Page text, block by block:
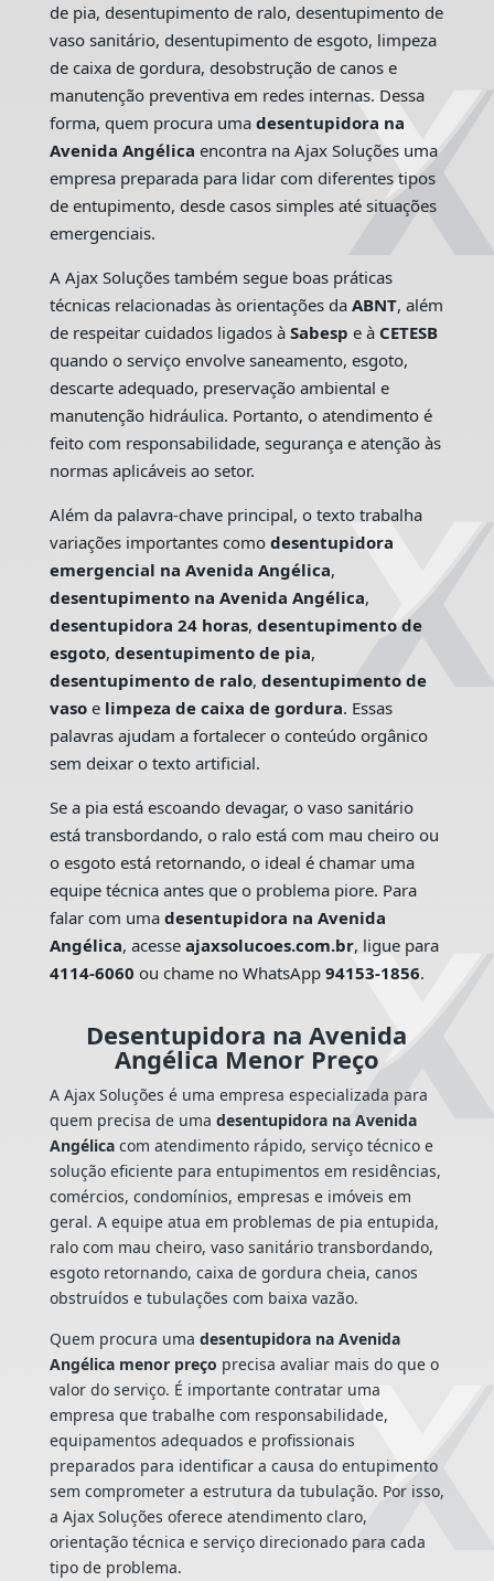
de pia, desentupimento de ralo, desentupimento de
vaso sanitário, desentupimento de esgoto, limpeza
de caixa de gordura, desobstrução de canos e
manutenção preventiva em redes internas. Dessa
forma, quem procura uma desentupidora na
Avenida Angélica encontra na Ajax Soluções uma
empresa preparada para lidar com diferentes tipos
de entupimento, desde casos simples até situações
emergenciais.
A Ajax Soluções também segue boas práticas
técnicas relacionadas às orientações da ABNT, além
de respeitar cuidados ligados à Sabesp e à CETESB
quando o serviço envolve saneamento, esgoto,
descarte adequado, preservação ambiental e
manutenção hidráulica. Portanto, o atendimento é
feito com responsabilidade, segurança e atenção às
normas aplicáveis ao setor.
Além da palavra-chave principal, o texto trabalha
variações importantes como desentupidora
emergencial na Avenida Angélica,
desentupimento na Avenida Angélica,
desentupidora 24 horas, desentupimento de
esgoto, desentupimento de pia,
desentupimento de ralo, desentupimento de
vasoe limpeza de caixa de gordura. Essas
palavras ajudam a fortalecer o conteúdo orgânico
sem deixar o texto artificial.
Se a pia está escoando devagar, o vaso sanitário
está transbordando, o ralo está com mau cheiro ou
o esgoto está retornando, o ideal é chamar uma
equipe técnica antes que o problema piore. Para
falar com uma desentupidora na Avenida
Angélica, acesse ajaxsolucoes.com.br, ligue para
4114-6060 ou chame no WhatsApp 94153-1856.
Desentupidora na Avenida
Angélica Menor Preço
A Ajax Soluções é uma empresa especializada para
quem precisa de uma desentupidora na Avenida
Angélicacom atendimento rápido, serviço técnico e
solução eficiente para entupimentos em residências,
comércios, condomínios, empresas e imóveis em
geral. A equipe atua em problemas de pia entupida,
ralo com mau cheiro, vaso sanitário transbordando,
esgoto retornando, caixa de gordura cheia, canos
obstruídos e tubulações com baixa vazão.
Quem procura uma desentupidora na Avenida
Angélica menor preço precisa avaliar mais do que o
valor do serviço. É importante contratar uma
empresa que trabalhe com responsabilidade,
equipamentos adequados e profissionais
preparados para identificar a causa do entupimento
sem comprometer a estrutura da tubulação. Por isso,
a Ajax Soluções oferece atendimento claro,
orientação técnica e serviço direcionado para cada
tipo de problema.